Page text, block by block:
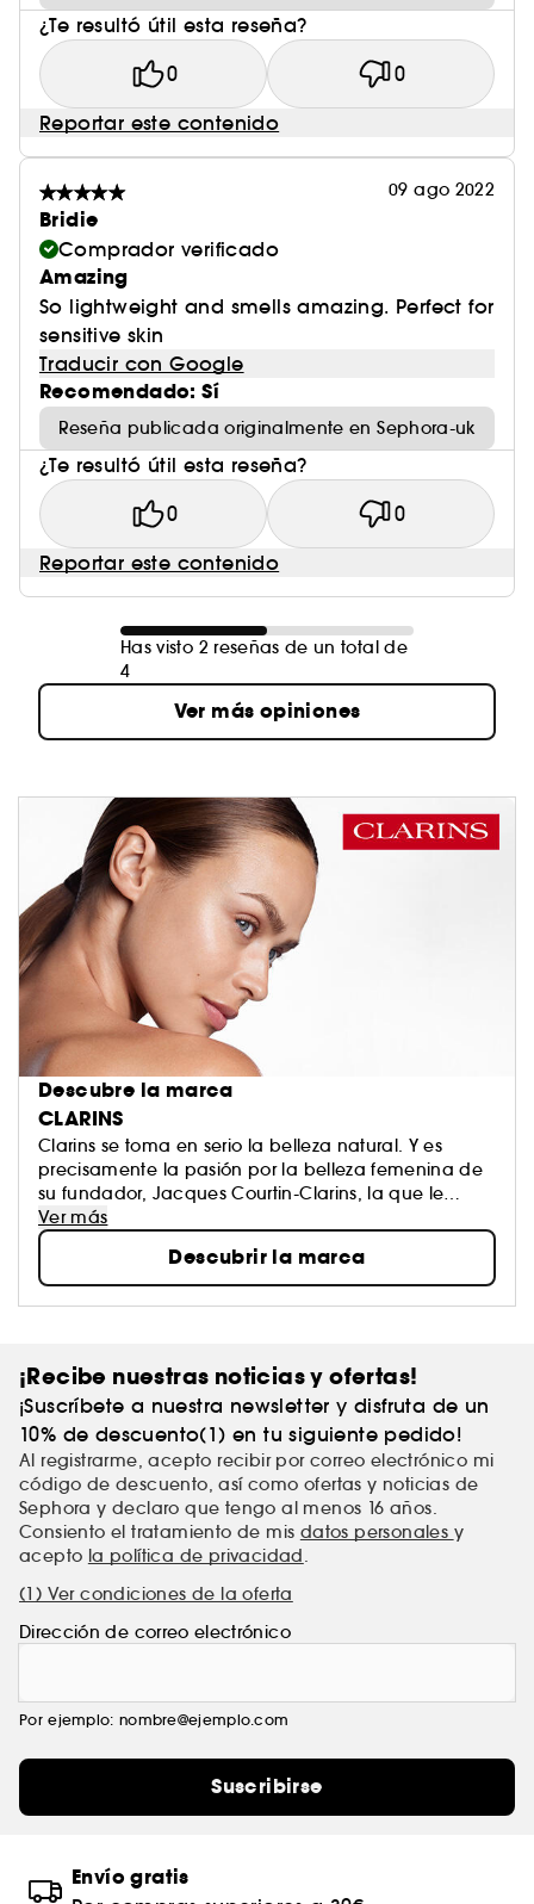
¿Te resultó útil esta reseña?
0 0
Reportar este contenido
09 ago 2022
Bridie
Comprador verificado
Amazing
So lightweight and smells amazing. Perfect for
sensitive skin
Traducir con Google
Recomendado: Sí
Reseña publicada originalmente en Sephora-uk
¿Te resultó útil esta reseña?
0 0
Reportar este contenido
Has visto 2 reseñas de un total de
4
Ver más opiniones
Descubre la marca
CLARINS
Clarins se toma en serio la belleza natural. Y es
precisamente la pasión por la belleza femenina de
su fundador, Jacques Courtin-Clarins, la que le
inspiró para abrir el primer Instituto de Clarins en
París hace más de medio siglo. Como líder en
tratamientos de lujo, Clarins trabaja sin descanso
para dar a cada mujer lo mejor de la naturaleza
aprovechando sus mejores principios activos. A
productos imprescindibles?
Ver más
Descubrir la marca
¡Recibe nuestras noticias y ofertas!
¡Suscríbete a nuestra newsletter y disfruta de un
10% de descuento(1) en tu siguiente pedido!
Al registrarme, acepto recibir por correo electrónico mi
código de descuento, así como ofertas y noticias de
Sephora y declaro que tengo al menos 16 años.
Consiento el tratamiento de mis datos personales y
acepto la política de privacidad.
(1) Ver condiciones de la oferta
Dirección de correo electrónico
Por ejemplo: nombre@ejemplo.com
Suscribirse
Envío gratis